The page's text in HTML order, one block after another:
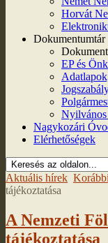
Horvát
Dokumentumtár
EP és
Nagykozári
Elérhetőségek
Aktuális hírek
tájékoztatása
A Nemzeti
tájékoztatása